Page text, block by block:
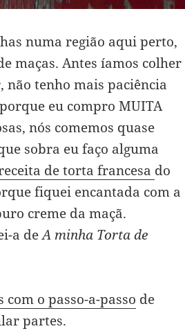
numa região aqui perto,
maças. Antes íamos colher
não tenho mais paciência
eu compro MUITA
nós comemos quase
sobra eu faço alguma
de torta francesa do
fiquei encantada com a
creme da maçã.
a deA minha Torta de
com o passo-a-passo de
partes.